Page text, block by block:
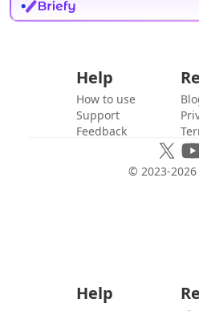
Help
How to use
Support
Feedback
© 2023-2026
Help